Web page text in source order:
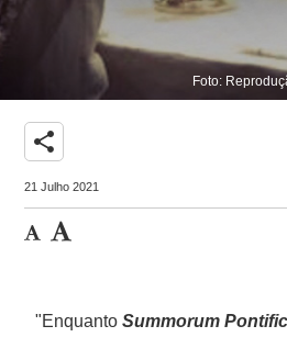
Foto:
share
21 Julho 2021
"EnquantoSummorum